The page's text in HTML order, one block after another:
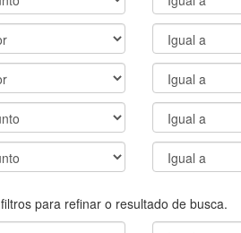
para refinar o resultado de busca.